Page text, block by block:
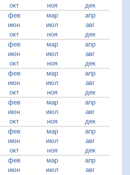
окт ноя
дек
фев мар
апр
июн июл
авг
окт ноя
дек
фев мар
апр
июн июл
авг
окт ноя
дек
фев мар
апр
июн июл
авг
окт ноя
дек
фев мар
апр
июн июл
авг
окт ноя
дек
фев мар
апр
июн июл
авг
окт ноя
дек
фев мар
апр
июн июл
авг